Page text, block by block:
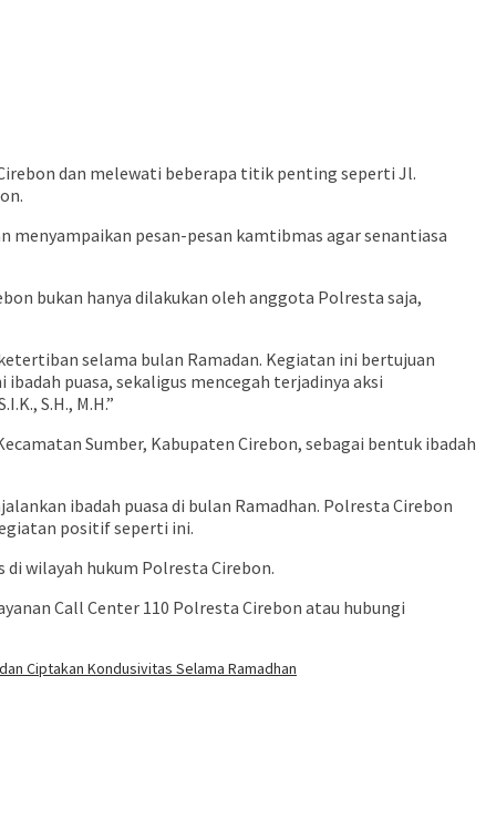
dan melewati beberapa titik penting seperti Jl.
menyampaikan pesan-pesan kamtibmas agar senantiasa
bukan hanya dilakukan oleh anggota Polresta saja,
selama bulan Ramadan. Kegiatan ini bertujuan
puasa, sekaligus mencegah terjadinya aksi
S.H., M.H.”
Sumber, Kabupaten Cirebon, sebagai bentuk ibadah
ibadah puasa di bulan Ramadhan. Polresta Cirebon
positif seperti ini.
wilayah hukum Polresta Cirebon.
Call Center 110 Polresta Cirebon atau hubungi
Ciptakan Kondusivitas Selama Ramadhan